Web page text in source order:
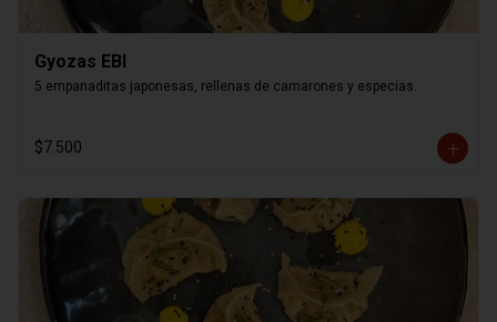
Gyozas EBI
5 empanaditas japonesas, rellenas de camarones y especias.
$7.500